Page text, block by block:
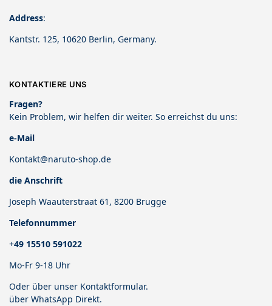
Address:
Kantstr. 125, 10620 Berlin, Germany.
KONTAKTIERE UNS
Fragen?
Kein Problem, wir helfen dir weiter. So erreichst du uns:
e-Mail
Kontakt@naruto-shop.de
die Anschrift
Joseph Waauterstraat 61, 8200 Brugge
Telefonnummer
+49 15510 591022
Mo-Fr 9-18 Uhr
Oder über unser Kontaktformular.
über WhatsApp Direkt.